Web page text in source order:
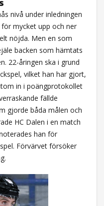
nivå under inledningen
mycket upp och ner
nöjda. Men en som
backen som hämtats
22-åringen ska i grund
vilket han har gjort,
in i poängprotokollet
fällde
gjorde båda målen och
HC Dalen i en match
han för
Förvärvet försöker